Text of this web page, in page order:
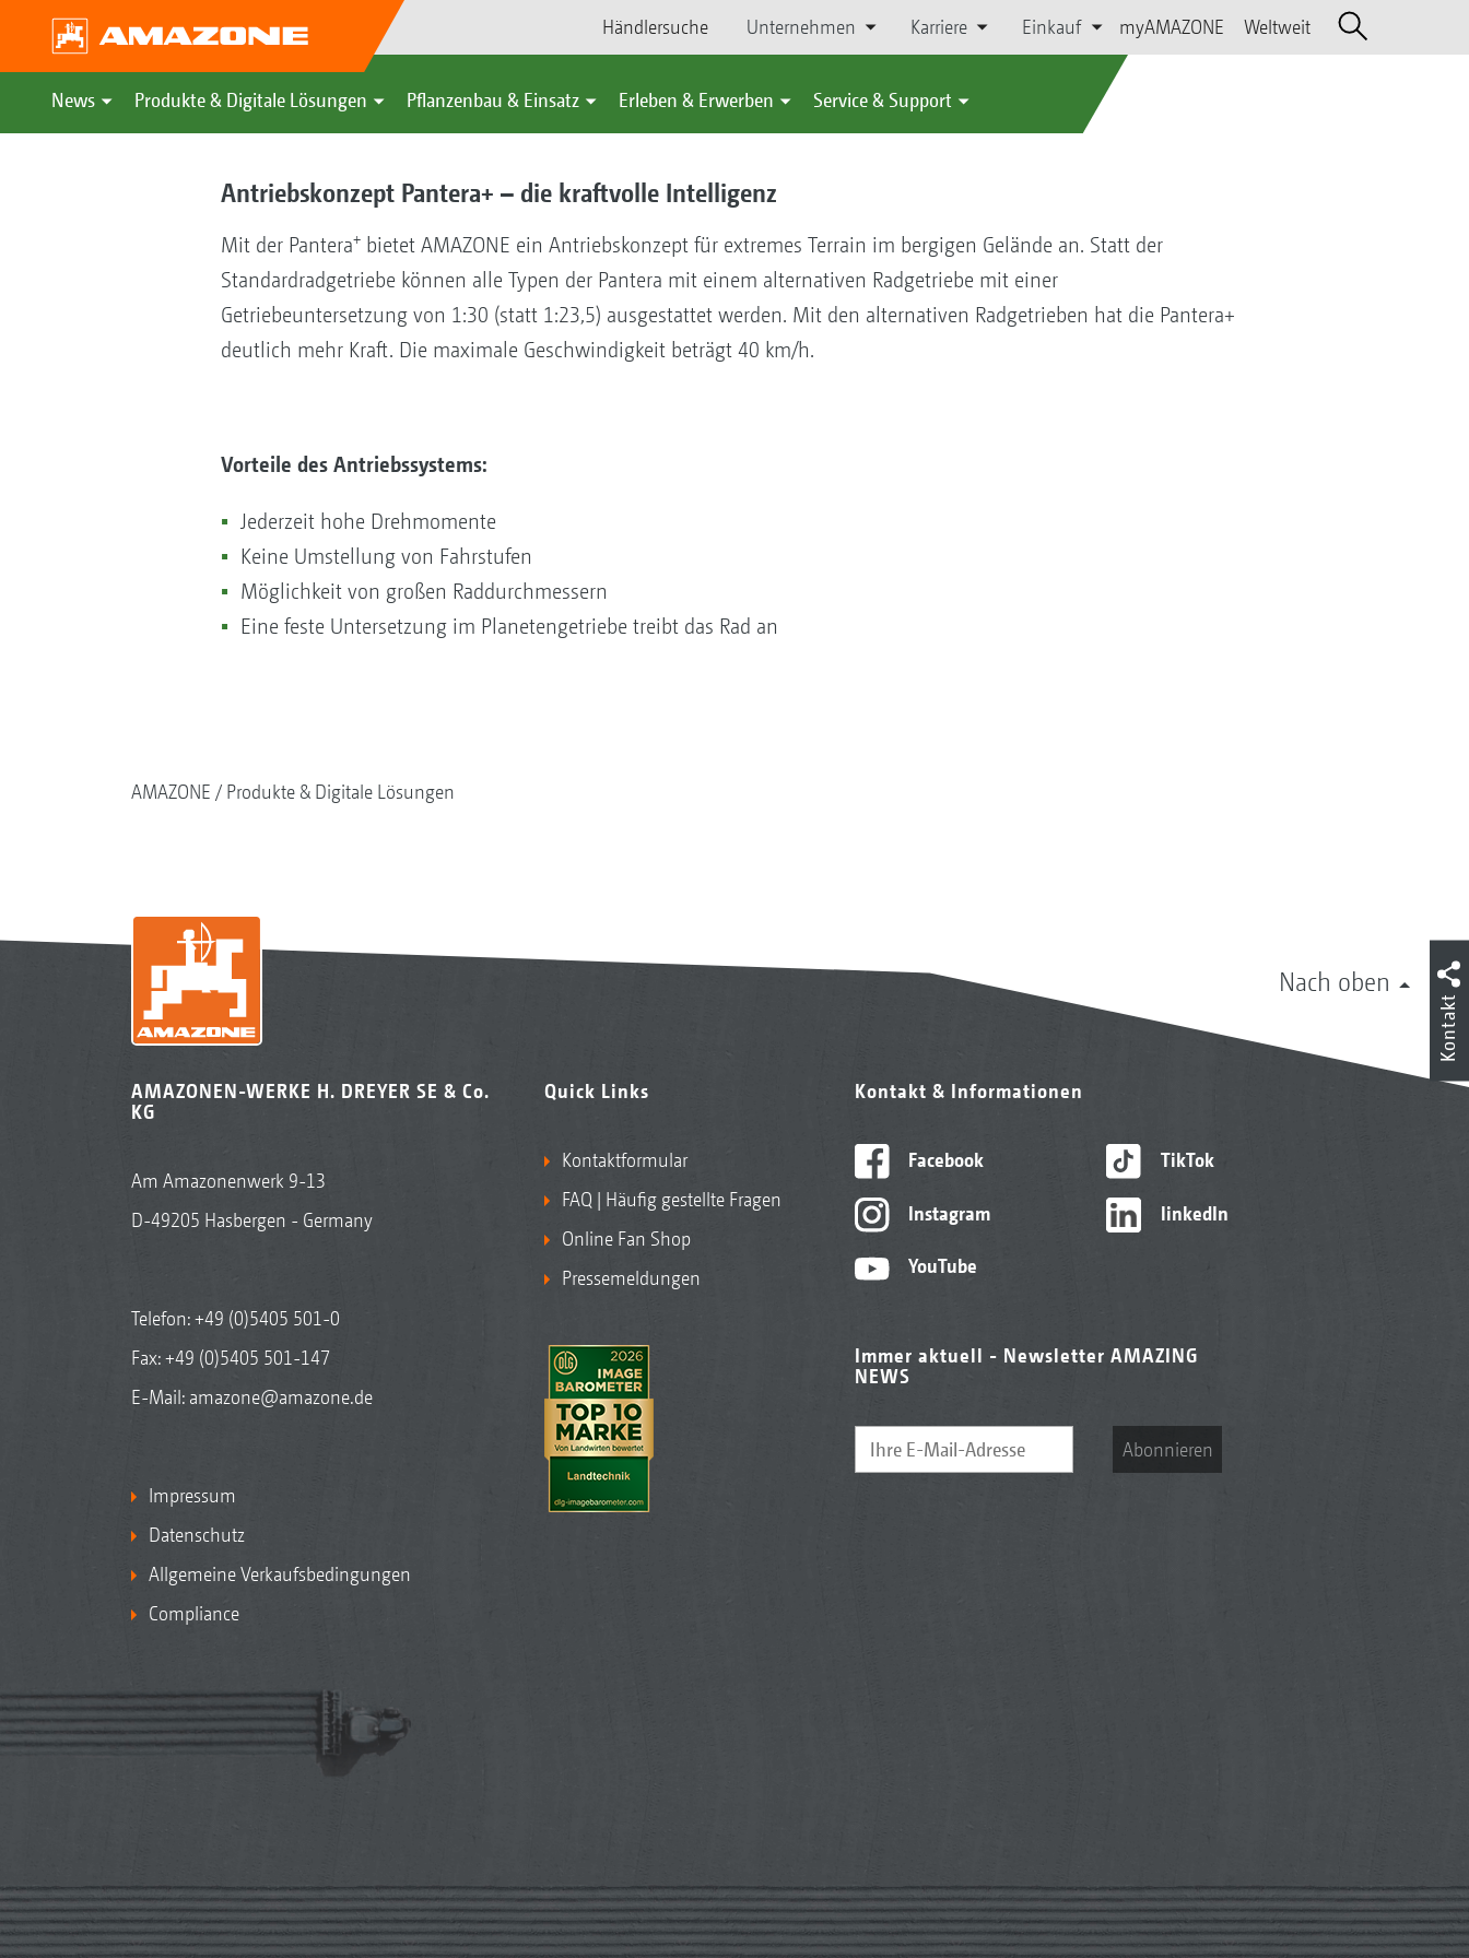
Händlersuche Unternehmen Karriere Einkauf myAMAZONE Weltweit
News Produkte & Digitale Lösungen Pflanzenbau & Einsatz Erleben & Erwerben Service & Support
Antriebskonzept Pantera+ – die kraftvolle Intelligenz
Mit der Pantera+bietet AMAZONE ein Antriebskonzept für extremes Terrain im bergigen Gelände an. Statt der
Standardradgetriebe können alle Typen der Pantera mit einem alternativen Radgetriebe mit einer
Getriebeuntersetzung von 1:30 (statt 1:23,5) ausgestattet werden. Mit den alternativen Radgetrieben hat die Pantera+
deutlich mehr Kraft. Die maximale Geschwindigkeit beträgt 40 km/h.
Vorteile des Antriebssystems:
Jederzeit hohe Drehmomente
Keine Umstellung von Fahrstufen
Möglichkeit von großen Raddurchmessern
Eine feste Untersetzung im Planetengetriebe treibt das Rad an
AMAZONE Produkte & Digitale Lösungen
Nach oben
AMAZONEN-WERKE H. DREYER SE & Co.
KG
Am Amazonenwerk 9-13
D-49205 Hasbergen - Germany
Telefon:+49 (0)5405 501-0
Fax: +49 (0)5405 501-147
E-Mail: amazone@amazone.de
Impressum
Datenschutz
Allgemeine Verkaufsbedingungen
Compliance
Quick Links
Kontaktformular
FAQ | Häufig gestellte Fragen
Online Fan Shop
Pressemeldungen
Kontakt & Informationen
Facebook
Instagram
YouTube
TikTok
linkedIn
Immer aktuell - Newsletter AMAZING
NEWS
Abonnieren
Kontakt